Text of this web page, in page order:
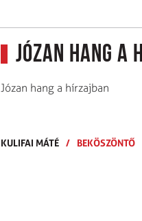
Józan hang a
Józan hang a hírzajban
KULIFAI MÁTÉ / BEKÖSZÖNTŐ